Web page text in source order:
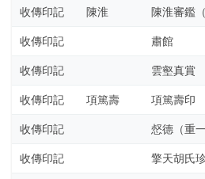
收傳印記
陳淮
陳淮審鑑
收傳印記
肅館
收傳印記
雲壑真賞
收傳印記
項篤壽
項篤壽印
收傳印記
惄德（重一
收傳印記
擎天胡氏